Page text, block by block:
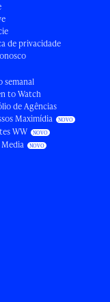
de privacidade
semanal
to Watch
de Agências
Maximídia
WW